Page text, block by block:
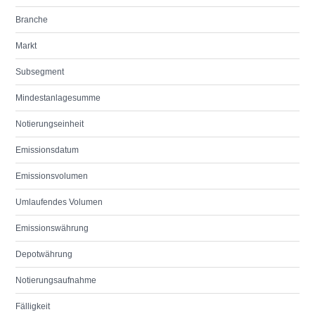
Branche
Markt
Subsegment
Mindestanlagesumme
Notierungseinheit
Emissionsdatum
Emissionsvolumen
Umlaufendes Volumen
Emissionswährung
Depotwährung
Notierungsaufnahme
Fälligkeit